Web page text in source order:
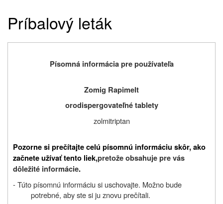
Príbalový leták
Písomná informácia pre používateľa
Zomig Rapimelt
orodispergovateľné tablety
zolmitriptan
Pozorne si prečítajte celú písomnú informáciu skôr, ako
začnete užívať tento liek,pretože obsahuje pre vás
dôležité informácie.
- Túto písomnú informáciu si uschovajte. Možno bude
potrebné, aby ste si ju znovu prečítali.